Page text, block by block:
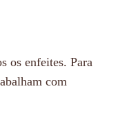
os enfeites. Para
com